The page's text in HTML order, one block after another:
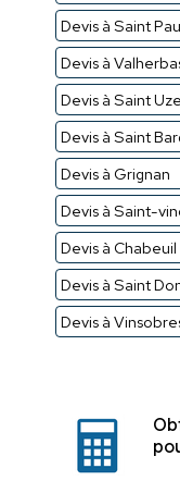
Devis à Saint
Devis à
Devis à Saint Uze
Devis à Saint
Devis à Grignan
Devis à Saint-
Devis à Chabeuil
Devis à Saint
Devis à